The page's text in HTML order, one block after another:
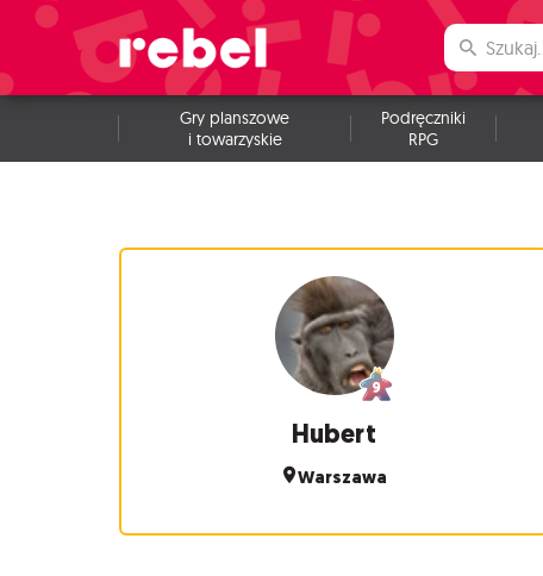
Gry planszowe
i towarzyskie
Podręczniki
RPG
Hubert
Warszawa